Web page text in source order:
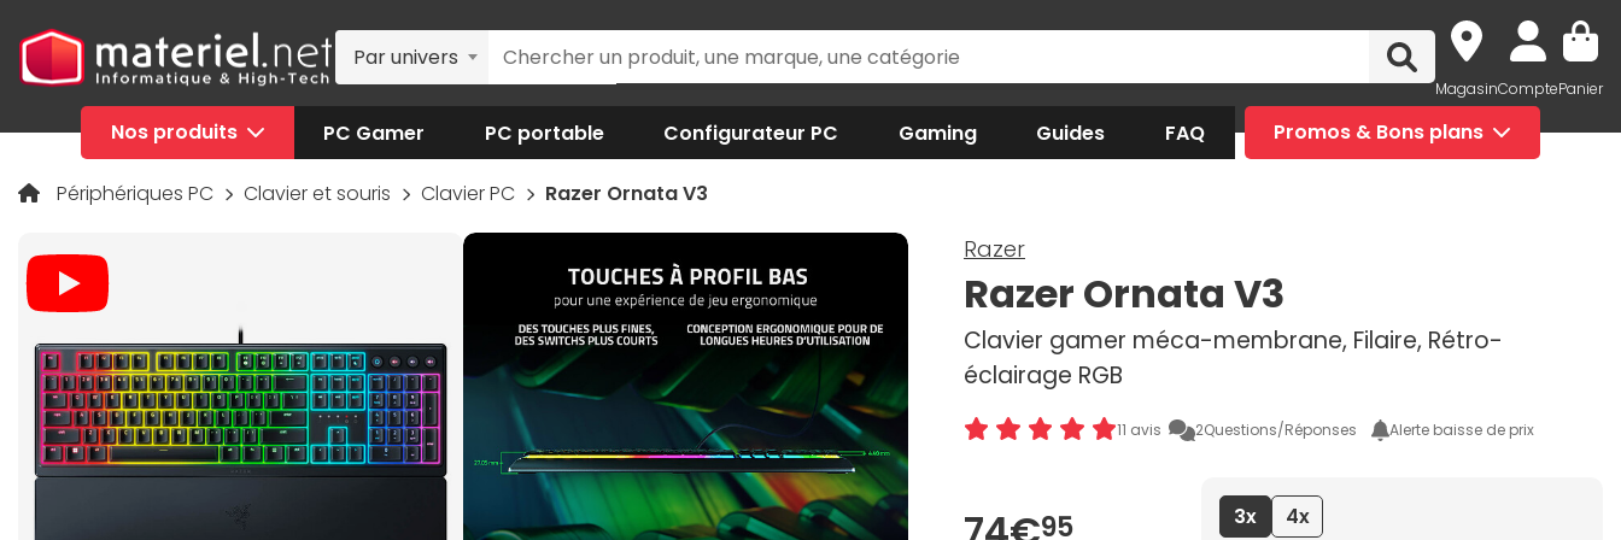
Par univers
MagasinComptePanier
Nos produits PC Gamer PC portable Configurateur PC Gaming Guides FAQ Promos & Bons plans
Périphériques PC Clavier et souris Clavier PC Razer Ornata V3
Razer
Razer Ornata V3
Clavier gamer méca-membrane, Filaire, Rétro-
éclairage RGB
11 avis 2Questions/Réponses Alerte baisse de prix
95 3x
4x